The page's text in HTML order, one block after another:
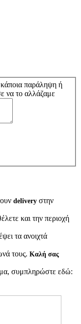
παράληψη ή
να το αλλάζαμε
delivery στην
και την περιοχή
τα ανοιχτά
τους. Καλή σας
συμπληρώστε εδώ: